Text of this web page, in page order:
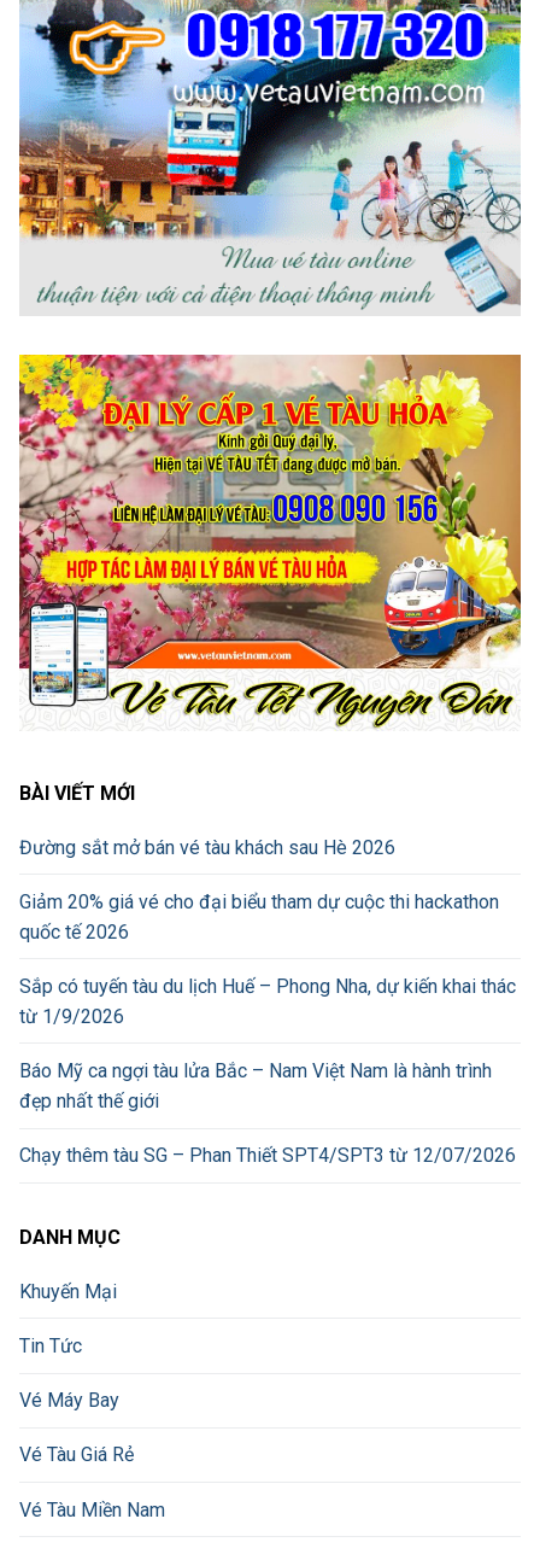
BÀI VIẾT MỚI
Đường sắt mở bán vé tàu khách sau Hè 2026
Giảm 20% giá vé cho đại biểu tham dự cuộc thi hackathon
quốc tế 2026
Sắp có tuyến tàu du lịch Huế – Phong Nha, dự kiến khai thác
từ 1/9/2026
Báo Mỹ ca ngợi tàu lửa Bắc – Nam Việt Nam là hành trình
đẹp nhất thế giới
Chạy thêm tàu SG – Phan Thiết SPT4/SPT3 từ 12/07/2026
DANH MỤC
Khuyến Mại
Tin Tức
Vé Máy Bay
Vé Tàu Giá Rẻ
Vé Tàu Miền Nam